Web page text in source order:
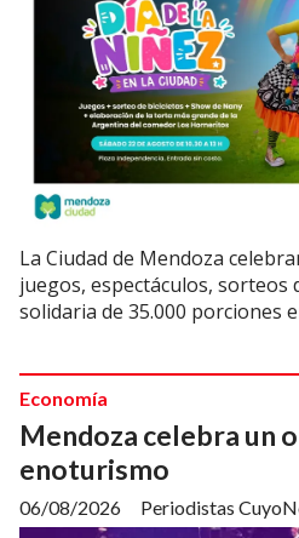
La Ciudad de Mendoza
juegos, espectáculos, sorteos
solidaria de 35.000 porciones
Mendoza celebra un
enoturismo
Periodistas
Economía
06/08/2026